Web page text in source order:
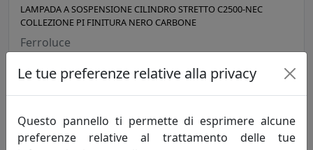
LAMPADA A SOSPENSIONE CILINDRO STRETTO C2500-NEC
COLLEZIONE PI FINITURA NERO CARBONE
Ferroluce
253,00 €
Le tue preferenze relative alla privacy
Questo pannello ti permette di esprimere alcune
preferenze relative al trattamento delle tue